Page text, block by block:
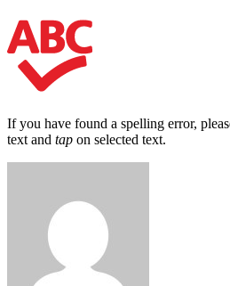
If you have found a spelling error,
text and tap on selected text.